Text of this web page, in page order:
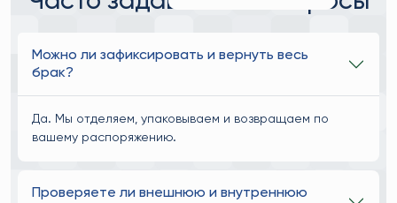
Можно ли зафиксировать и вернуть весь
брак?
Да. Мы отделяем, упаковываем и возвращаем по
вашему распоряжению.
Проверяете ли внешнюю и внутреннюю